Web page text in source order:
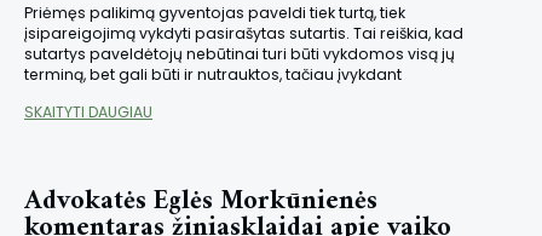
Priėmęs palikimą gyventojas paveldi tiek turtą, tiek
įsipareigojimą vykdyti pasirašytas sutartis. Tai reiškia, kad
sutartys paveldėtojų nebūtinai turi būti vykdomos visą jų
terminą, bet gali būti ir nutrauktos, tačiau įvykdant
SKAITYTI DAUGIAU
Advokatės Eglės Morkūnienės